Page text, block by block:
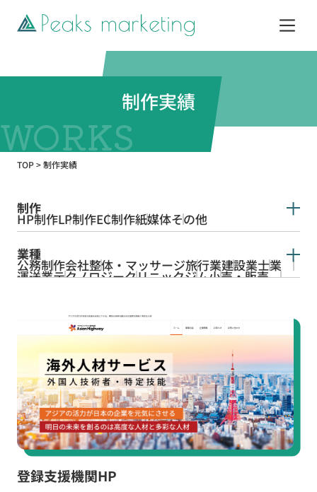
制作実績
お知らせ
Web活用ガイド
お役立ち資料
無料お見積もり お問い合わせ
制作実績
TOP>制作実績
制作
HP制作LP制作EC制作紙媒体その他
業種
公務制作会社整体・マッサージ旅行業建設業士業
運送業テクノロジークリニックジム小売・販売
登録支援機関HP